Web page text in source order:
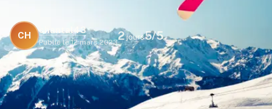
CH
chantal43
Publié le 12 mars 2023
2jours5/5